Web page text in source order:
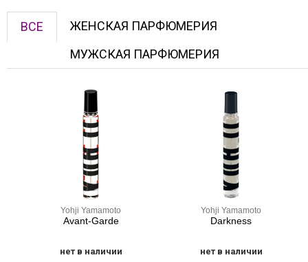
ВСЕ
ЖЕНСКАЯ ПАРФЮМЕРИЯ
МУЖСКАЯ ПАРФЮМЕРИЯ
Yohji Yamamoto
Avant-Garde
нет в наличии
Yohji Yamamoto
Darkness
нет в наличии